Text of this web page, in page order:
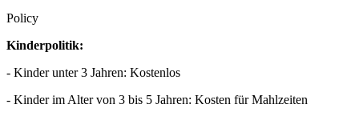
Policy
Kinderpolitik:
- Kinder unter 3 Jahren: Kostenlos
- Kinder im Alter von 3 bis 5 Jahren: Kosten für Mahlzeiten